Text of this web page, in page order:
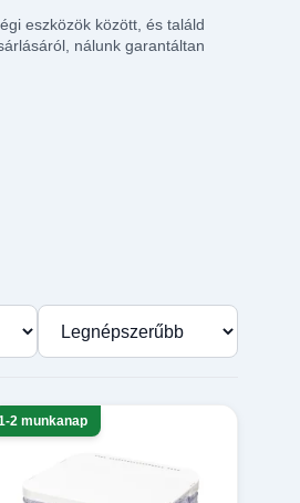
eszközök között, és találd
nálunk garantáltan
száma oldalanként
Rendezés
2 munkanap